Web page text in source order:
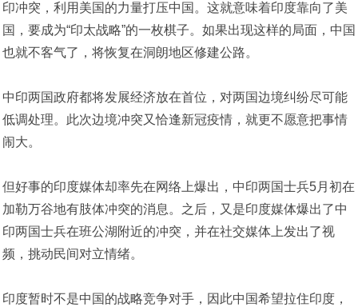
印冲突，利用美国的力量打压中国。这就意味着印度靠向了美
国，要成为“印太战略”的一枚棋子。如果出现这样的局面，中国
也就不客气了，将恢复在洞朗地区修建公路。
中印两国政府都将发展经济放在首位，对两国边境纠纷尽可能
低调处理。此次边境冲突又恰逢新冠疫情，就更不愿意把事情
闹大。
但好事的印度媒体却率先在网络上爆出，中印两国士兵5月初在
加勒万谷地有肢体冲突的消息。之后，又是印度媒体爆出了中
印两国士兵在班公湖附近的冲突，并在社交媒体上发出了视
频，挑动民间对立情绪。
印度暂时不是中国的战略竞争对手，因此中国希望拉住印度，